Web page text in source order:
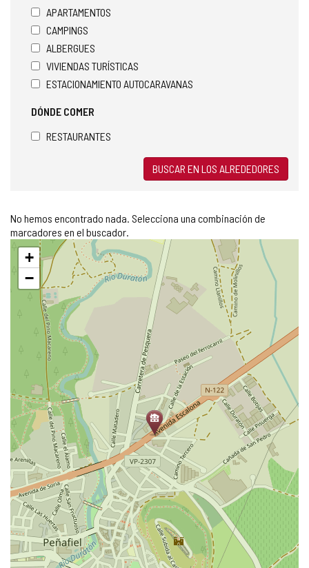
APARTAMENTOS
CAMPINGS
ALBERGUES
VIVIENDAS TURÍSTICAS
ESTACIONAMIENTO AUTOCARAVANAS
DÓNDE COMER
RESTAURANTES
BUSCAR EN LOS ALREDEDORES
No hemos encontrado nada. Selecciona una combinación de
marcadores en el buscador.
Saltar
mapa
+
−